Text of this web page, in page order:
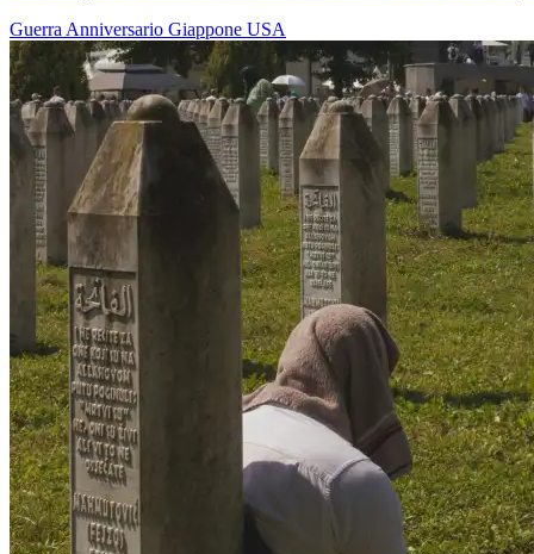
Guerra Anniversario Giappone USA